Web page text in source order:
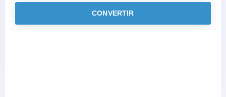
CONVERTIR